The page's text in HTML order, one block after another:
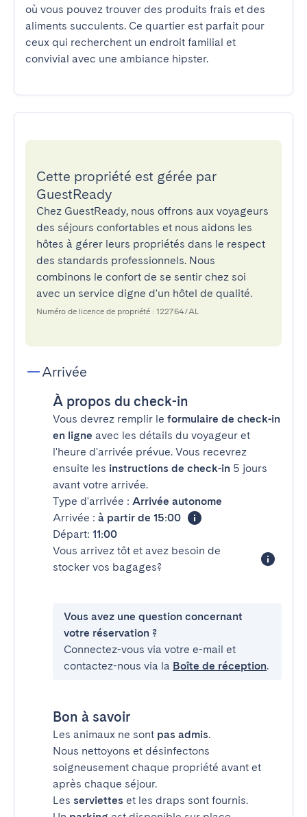
où vous pouvez trouver des produits frais et des
aliments succulents. Ce quartier est parfait pour
ceux qui recherchent un endroit familial et
convivial avec une ambiance hipster.
Cette propriété est gérée par
GuestReady
Chez GuestReady, nous offrons aux voyageurs
des séjours confortables et nous aidons les
hôtes à gérer leurs propriétés dans le respect
des standards professionnels. Nous
combinons le confort de se sentir chez soi
avec un service digne d'un hôtel de qualité.
Numéro de licence de propriété : 122764/AL
Arrivée
À propos du check-in
Vous devrez remplir le formulaire de check-in
en ligne avec les détails du voyageur et
l'heure d'arrivée prévue. Vous recevrez
ensuite les instructions de check-in 5 jours
avant votre arrivée.
Type d'arrivée : Arrivée autonome
Arrivée : à partir de 15:00
Départ: 11:00
Vous arrivez tôt et avez besoin de
stocker vos bagages?
Vous avez une question concernant
votre réservation ?
Connectez-vous via votre e-mail et
contactez-nous via la Boîte de réception.
Bon à savoir
Les animaux ne sont pas admis.
Nous nettoyons et désinfectons
soigneusement chaque propriété avant et
après chaque séjour.
Les serviettes et les draps sont fournis.